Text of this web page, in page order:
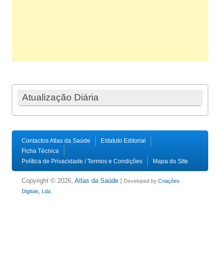
Atualização Diária
Contactos Atlas da Saúde
Estatuto Editorial
Ficha Técnica
Política de Privacidade / Termos e Condições
Mapa do Site
Copyright © 2026, Atlas da Saúde Developed by Criações
Digitais, Lda